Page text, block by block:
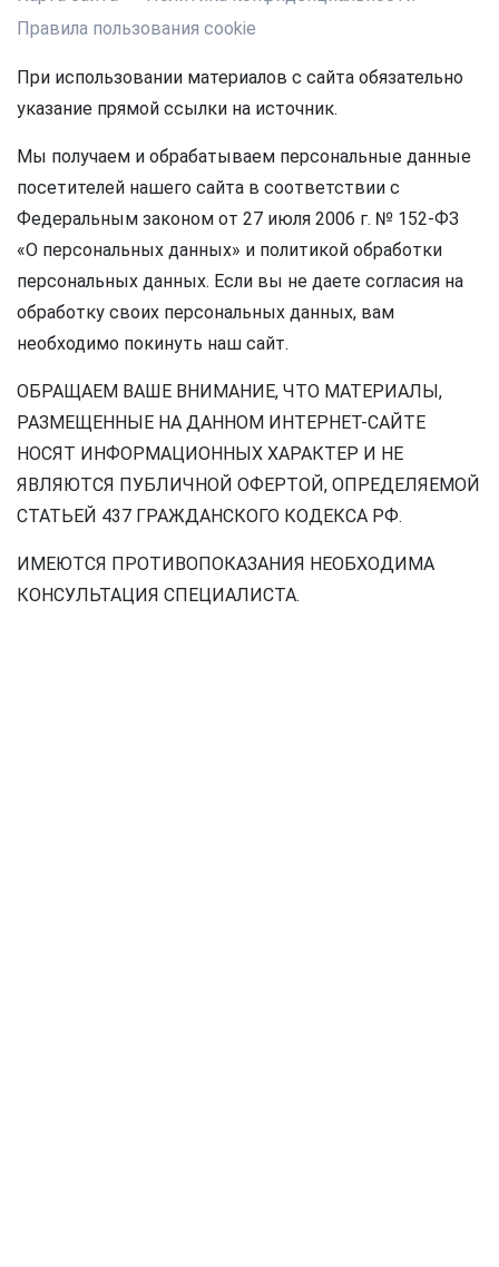
Правила пользования cookie
При использовании материалов с сайта обязательно
указание прямой ссылки на источник.
Мы получаем и обрабатываем персональные данные
посетителей нашего сайта в соответствии с
Федеральным законом от 27 июля 2006 г. № 152-ФЗ
«О персональных данных» и политикой обработки
персональных данных. Если вы не даете согласия на
обработку своих персональных данных, вам
необходимо покинуть наш сайт.
ОБРАЩАЕМ ВАШЕ ВНИМАНИЕ, ЧТО МАТЕРИАЛЫ,
РАЗМЕЩЕННЫЕ НА ДАННОМ ИНТЕРНЕТ-САЙТЕ
НОСЯТ ИНФОРМАЦИОННЫХ ХАРАКТЕР И НЕ
ЯВЛЯЮТСЯ ПУБЛИЧНОЙ ОФЕРТОЙ, ОПРЕДЕЛЯЕМОЙ
СТАТЬЕЙ 437 ГРАЖДАНСКОГО КОДЕКСА РФ.
ИМЕЮТСЯ ПРОТИВОПОКАЗАНИЯ НЕОБХОДИМА
КОНСУЛЬТАЦИЯ СПЕЦИАЛИСТА.